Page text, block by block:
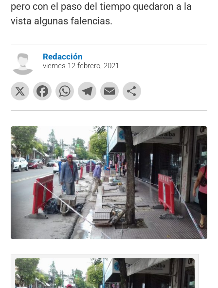
pero con el paso del tiempo quedaron a la
vista algunas falencias.
Redacción
viernes 12 febrero, 2021
X
F
a
e
b
o
o
k
W
h
s
A
p
p
T
el
e
gr
a
m
E
m
ai
l
o
m
p
ar
tir